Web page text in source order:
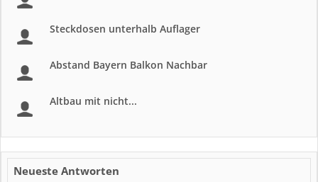
Steckdosen unterhalb Auflager
Abstand Bayern Balkon Nachbar
Altbau mit nicht...
Neueste Antworten